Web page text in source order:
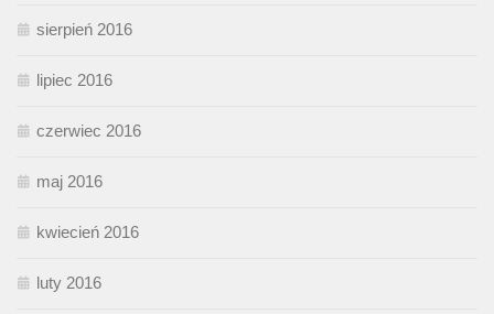
sierpień 2016
lipiec 2016
czerwiec 2016
maj 2016
kwiecień 2016
luty 2016